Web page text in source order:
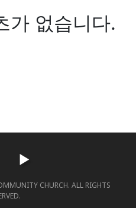
가 없습니다.
CHURCH. ALL RIGHTS